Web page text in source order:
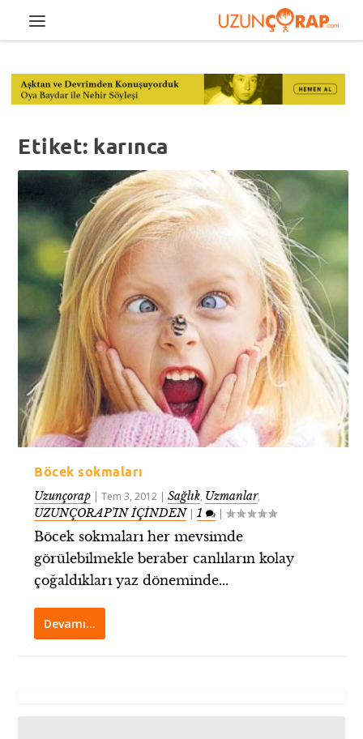
Etiket: karınca
Böcek sokmaları
Uzunçorap |Tem 3, 2012 |Sağlık, Uzmanlar,
UZUNÇORAP’IN İÇİNDEN|1 |
Böcek sokmaları her mevsimde
görülebilmekle beraber canlıların kolay
çoğaldıkları yaz döneminde...
Devamı…